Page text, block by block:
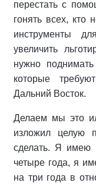
перестать с
гонять всех, кто
инструменты
увеличить
нужно
которые
Дальний Восток.
Делаем мы это
изложил целую
сделать. Я имею
четыре года, я
на три года в